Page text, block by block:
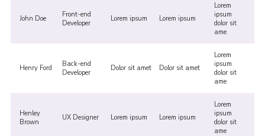
John Doe
Front-end
Developer
Lorem ipsum Lorem ipsum
Lorem
ipsum
dolor sit
ame
Henry Ford
Back-end
Developer
Dolor sit amet Dolor sit amet
Lorem
ipsum
dolor sit
ame
Henley
Brown
UX Designer Lorem ipsum Lorem ipsum
Lorem
ipsum
dolor sit
ame